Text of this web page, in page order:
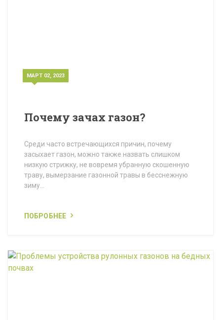
МАРТ 02, 2023
Почему зачах газон?
Среди часто встречающихся причин, почему
засыхает газон, можно также назвать слишком
низкую стрижку, не вовремя убранную скошенную
траву, вымерзание газонной травы в бесснежную
зиму...
ПОБРОБНЕЕ